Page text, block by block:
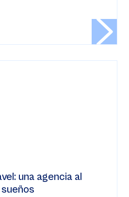
una agencia al